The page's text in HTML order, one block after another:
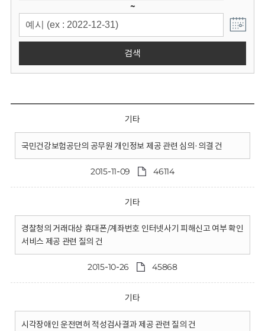
~
검색
기타
국민건강보험공단의 공무원 개인정보 제공 관련 심의·의결 건
2015-11-09 46114
기타
경찰청의 거래대상 휴대폰/계좌번호 인터넷사기 피해신고 여부 확인
서비스 제공 관련 질의 건
2015-10-26 45868
기타
시각장애인 운전면허 적성검사결과 제공 관련 질의 건